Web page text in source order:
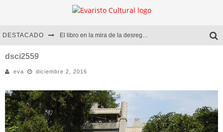
DESTACADO El libro en la mira de la desregulación
Diego Meret | Hotel Acapulco
Alejandra Correa | La nieve
dsci2559
eva diciembre 2, 2016